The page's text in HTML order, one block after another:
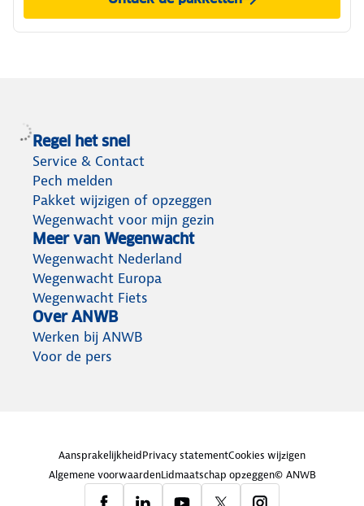
voor je motor
Regel het snel
Service & Contact
Pech melden
Pakket wijzigen of opzeggen
Wegenwacht voor mijn gezin
Meer van Wegenwacht
Wegenwacht Nederland
Wegenwacht Europa
Wegenwacht Fiets
Over ANWB
Werken bij ANWB
Voor de pers
AansprakelijkheidPrivacy statementCookies wijzigen
Algemene voorwaardenLidmaatschap opzeggen© ANWB